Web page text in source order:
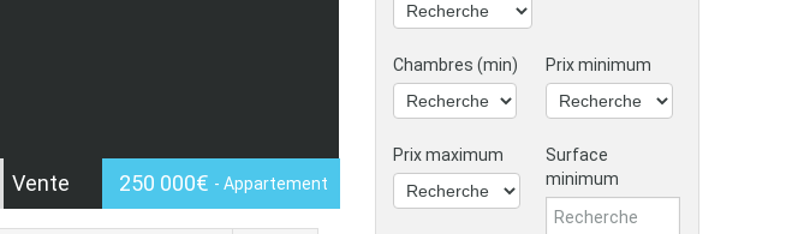
Vente 250 000€ - Appartement
Chambres (min) Prix minimum
Prix maximum
Surface
minimum